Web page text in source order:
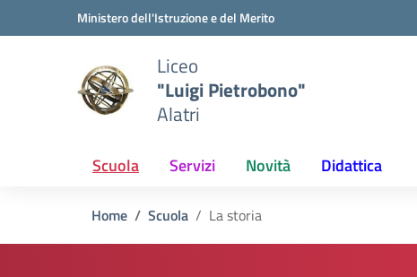
Vai ai contenuti
Vai al menu di navigazioneMinistero dell'Istruzione e del Merito
Liceo
"Luigi Pietrobono"
Alatri
Scuola Servizi Novità Didattica
Home Scuola La storia